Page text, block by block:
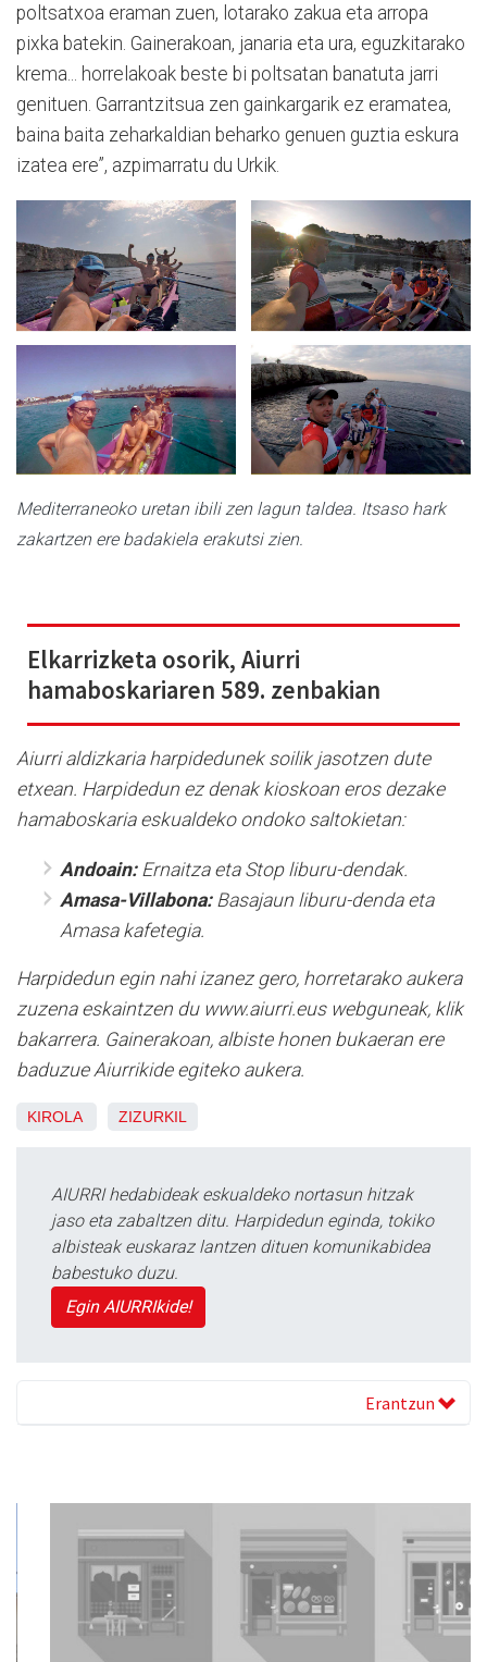
poltsatxoa eraman zuen, lotarako zakua eta arropa
pixka batekin. Gainerakoan, janaria eta ura, eguzkitarako
krema... horrelakoak beste bi poltsatan banatuta jarri
genituen. Garrantzitsua zen gainkargarik ez eramatea,
baina baita zeharkaldian beharko genuen guztia eskura
izatea ere”, azpimarratu du Urkik.
Mediterraneoko uretan ibili zen lagun taldea. Itsaso hark
zakartzen ere badakiela erakutsi zien.
Elkarrizketa osorik, Aiurri
hamaboskariaren 589. zenbakian
Aiurri aldizkaria harpidedunek soilik jasotzen dute
etxean. Harpidedun ez denak kioskoan eros dezake
hamaboskaria eskualdeko ondoko saltokietan:
Andoain: Ernaitza eta Stop liburu-dendak.
Amasa-Villabona:Basajaun liburu-denda eta
Amasa kafetegia.
Harpidedun egin nahi izanez gero, horretarako aukera
zuzena eskaintzen du www.aiurri.eus webguneak, klik
bakarrera. Gainerakoan, albiste honen bukaeran ere
baduzue Aiurrikide egiteko aukera.
KIROLA ZIZURKIL
AIURRI hedabideak eskualdeko nortasun hitzak
jaso eta zabaltzen ditu. Harpidedun eginda, tokiko
albisteak euskaraz lantzen dituen komunikabidea
babestuko duzu.
Egin AIURRIkide!
Erantzun